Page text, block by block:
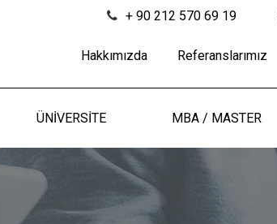
+ 90 212 570 69 19
Hakkımızda Referanslarımız
ÜNİVERSİTE MBA / MASTER